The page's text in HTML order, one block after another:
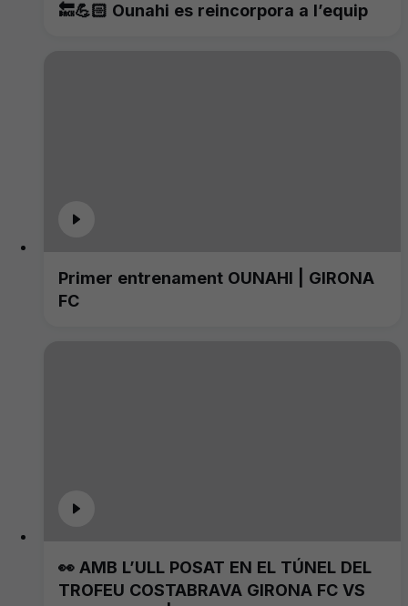
🔙💪🏻 Ounahi es reincorpora a l’equip
Primer entrenament OUNAHI | GIRONA
FC
👀 AMB L’ULL POSAT EN EL TÚNEL DEL
TROFEU COSTABRAVA GIRONA FC VS